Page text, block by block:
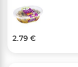
2.79 €